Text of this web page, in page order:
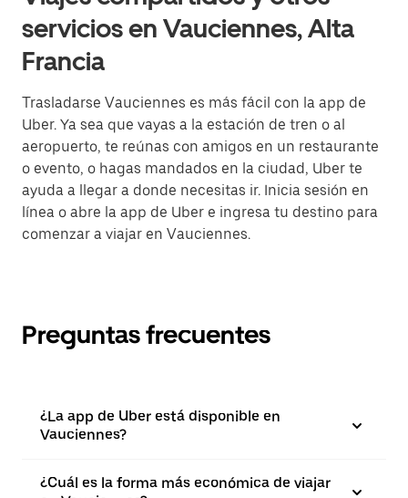
servicios en Vauciennes, Alta
Francia
Trasladarse Vauciennes es más fácil con la app de
Uber. Ya sea que vayas a la estación de tren o al
aeropuerto, te reúnas con amigos en un restaurante
o evento, o hagas mandados en la ciudad, Uber te
ayuda a llegar a donde necesitas ir. Inicia sesión en
línea o abre la app de Uber e ingresa tu destino para
comenzar a viajar en Vauciennes.
Preguntas frecuentes
¿La app de Uber está disponible en
Vauciennes?
¿Cuál es la forma más económica de viajar